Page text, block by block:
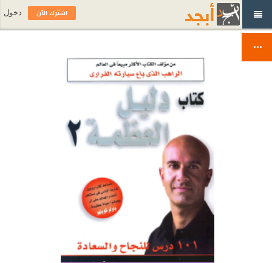
اشترك الآن دخول